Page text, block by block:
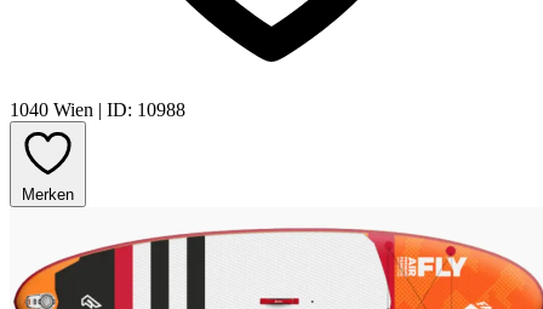
1040 Wien | ID: 10988
Merken